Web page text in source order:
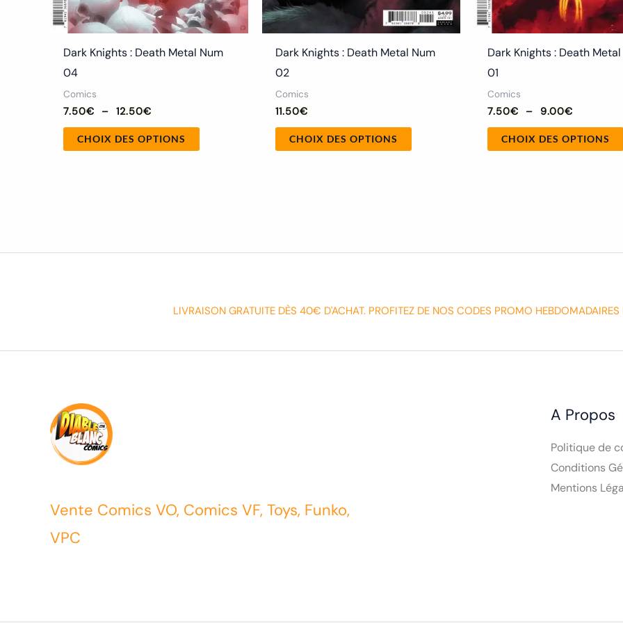
Dark Knights : Death Metal Num
04
Comics
7.50€ – 12.50€
CHOIX DES OPTIONS
produit
Dark Knights : Death Metal Num
02
Comics
11.50€
CHOIX DES OPTIONS
produit
Dark Knights : Death
01
Comics
7.50€ – 9.00€
CHOIX DES OPTIONS
LIVRAISON GRATUITE DÈS 40€ D'ACHAT. PROFITEZ DE NOS CODES PROMO HEBDOMADAIRES
Vente Comics VO, Comics VF, Toys, Funko,
VPC
A Propos
Politique de
Conditions
Mentions